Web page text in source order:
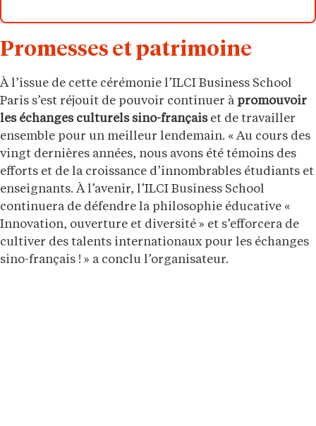
Promesses et patrimoine
À l’issue de cette cérémonie l’ILCI Business School
Paris s’est réjouit de pouvoir continuer à promouvoir
les échanges culturels sino-françaiset de travailler
ensemble pour un meilleur lendemain. « Au cours des
vingt dernières années, nous avons été témoins des
efforts et de la croissance d’innombrables étudiants et
enseignants. À l’avenir, l’ILCI Business School
continuera de défendre la philosophie éducative «
Innovation, ouverture et diversité » et s’efforcera de
cultiver des talents internationaux pour les échanges
sino-français ! » a conclu l’organisateur.